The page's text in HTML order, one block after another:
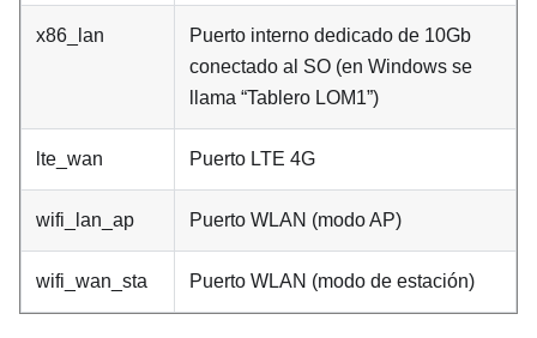
x86_lan
Puerto interno dedicado de 10Gb
conectado al SO (en Windows se
llama “Tablero LOM1”)
lte_wan Puerto LTE 4G
wifi_lan_ap Puerto WLAN (modo AP)
wifi_wan_sta Puerto WLAN (modo de estación)